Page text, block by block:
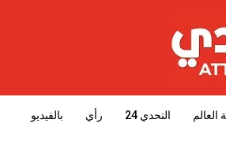
العالم التحدي 24 رأي بالفيديو